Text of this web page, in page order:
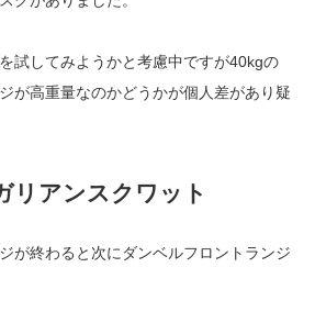
試してみようかと考慮中ですが40kgの
が高重量なのかどうかが個人差があり疑
リアンスクワット
が終わると次にダンベルフロントランジ